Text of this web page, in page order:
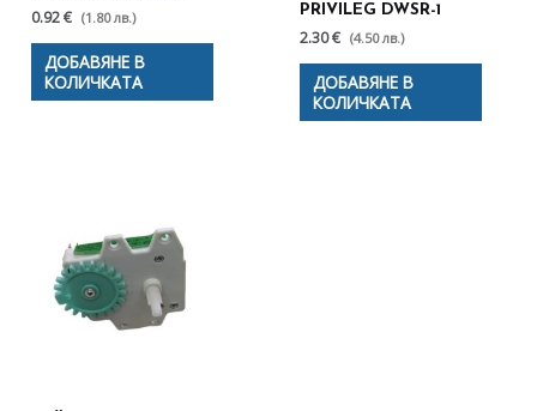
0.92 € (1.80 лв.)
ДОБАВЯНЕ В
КОЛИЧКАТА
PRIVILEG DWSR-1
2.30 € (4.50 лв.)
ДОБАВЯНЕ В
КОЛИЧКАТА